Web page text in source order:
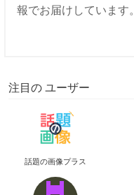
報でお届けしています。
注目の ユーザー
話題の画像プラス